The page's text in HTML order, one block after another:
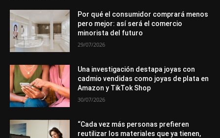
Por qué el consumidor comprará menos
pero mejor: así será el comercio
minorista del futuro
29/07/2026
Una investigación destapa joyas con
cadmio vendidas como joyas de plata en
Amazon y TikTok Shop
30/07/2026
“Cada vez más personas prefieren
reutilizar los materiales que ya tienen,